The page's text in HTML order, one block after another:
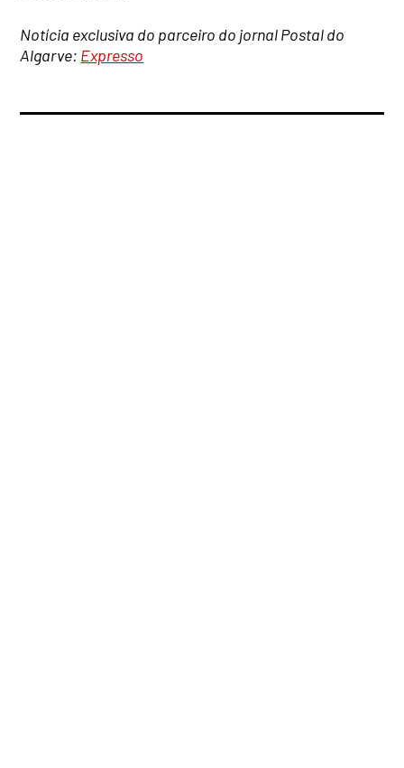
Notícia exclusiva do parceiro do jornal Postal do
Algarve: Expresso